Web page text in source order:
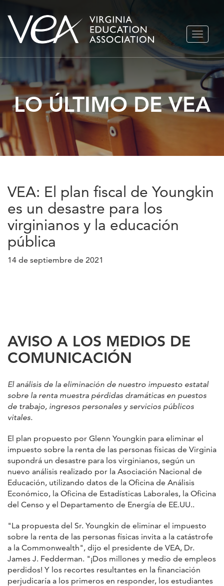
Ir
LO ÚLTIMO DE VEA
VEA: El plan fiscal de Youngkin
es un desastre para los
virginianos y la educación
pública
14 de septiembre de 2021
AVISO A LOS MEDIOS DE
COMUNICACIÓN
El análisis de la eliminación de nuestro impuesto estatal
sobre la renta muestra pérdidas dramáticas en puestos
de trabajo, ingresos personales y servicios públicos
vitales.
El plan propuesto por Glenn Youngkin para eliminar el
impuesto sobre la renta de las personas físicas de Virginia
supondrá un desastre para los virginianos, según un
nuevo análisis realizado por la Asociación Nacional de
Educación, utilizando datos de la Oficina de Análisis
Económico, la Oficina de Estadísticas Laborales, la Oficina
del Censo y el Departamento de Energía de EE.UU..
"La propuesta del Sr. Youngkin de eliminar el impuesto
sobre la renta de las personas físicas invita a la catástrofe
a la Commonwealth", dijo el presidente de VEA, Dr.
James J. Fedderman. "¡Dos millones y medio de empleos
perdidos! Y los recortes resultantes en la financiación
perjudicaría a los primeros en responder, los estudiantes